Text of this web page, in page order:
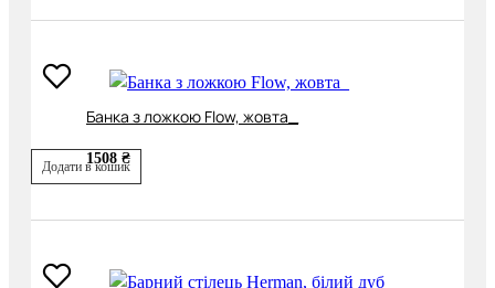
Банка з ложкою Flow, жовта_
1508 ₴
Додати в кошик